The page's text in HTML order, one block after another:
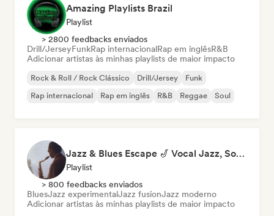
Amazing Playlists Brazil
Playlist
> 2800 feedbacks enviados
Drill/JerseyFunkRap internacionalRap em inglêsR&B
Adicionar artistas às minhas playlists de maior impacto
Rock & Roll / Rock Clássico Drill/Jersey
Funk
Rap internacional
Rap em inglês R&B Reggae Soul
Jazz & Blues Escape 🎷 Vocal Jazz, Soul Blues & Classic Standards
Playlist
> 800 feedbacks enviados
BluesJazz experimentalJazz fusionJazz moderno
Adicionar artistas às minhas playlists de maior impacto